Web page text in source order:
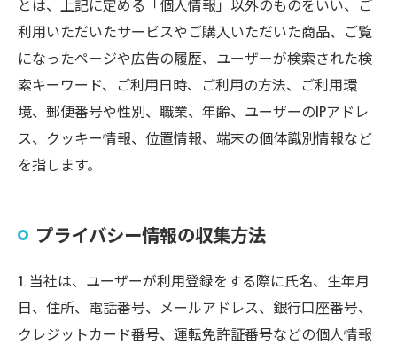
とは、上記に定める「個人情報」以外のものをいい、ご
利用いただいたサービスやご購入いただいた商品、ご覧
になったページや広告の履歴、ユーザーが検索された検
索キーワード、ご利用日時、ご利用の方法、ご利用環
境、郵便番号や性別、職業、年齢、ユーザーのIPアドレ
ス、クッキー情報、位置情報、端末の個体識別情報など
を指します。
プライバシー情報の収集方法
1. 当社は、ユーザーが利用登録をする際に氏名、生年月
日、住所、電話番号、メールアドレス、銀行口座番号、
クレジットカード番号、運転免許証番号などの個人情報